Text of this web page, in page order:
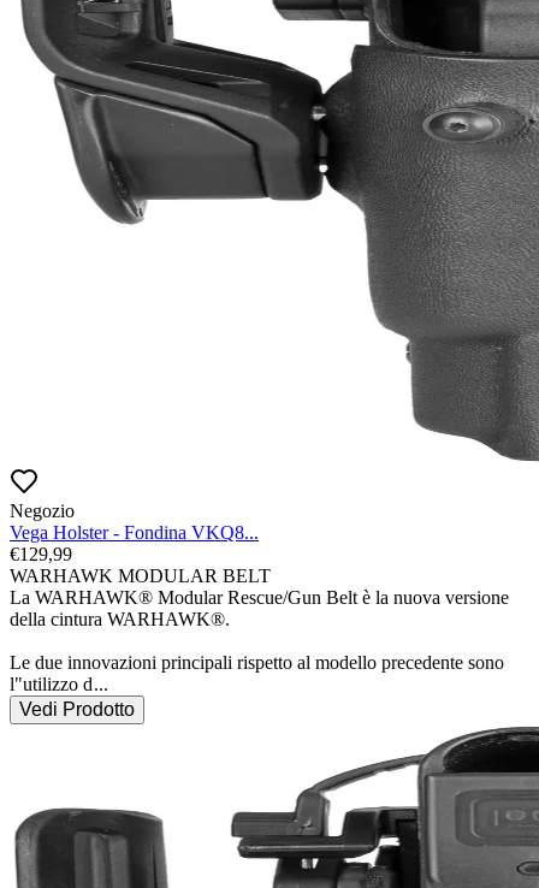
Negozio
Vega Holster - Fondina VKQ8...
€129,99
WARHAWK MODULAR BELT
La WARHAWK® Modular Rescue/Gun Belt è la nuova versione
della cintura WARHAWK®.
Le due innovazioni principali rispetto al modello precedente sono
l"utilizzo d...
Vedi Prodotto